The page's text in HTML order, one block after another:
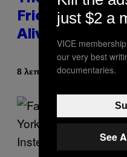
Friendships
Alive
8 λεπτά πρινΚείμενο
just $2 a
VICE
our very best
documentaries.
See